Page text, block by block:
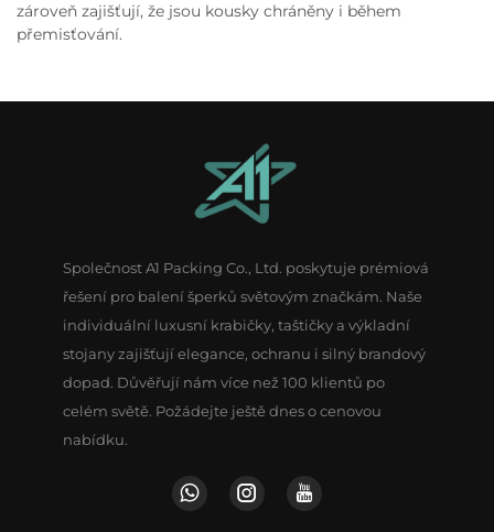
zároveň zajišťují, že jsou kousky chráněny i během
přemisťování.
Společnost A1 Packing Co., Ltd. poskytuje prémiová
řešení pro balení šperků světovým značkám. Naše
individuální luxusní krabičky, taštičky a výkladní
stojany zajišťují elegance, ochranu i silný brandový
dopad. Důvěřují nám více než 100 klientů po
celém světě. Požádejte ještě dnes o cenovou
nabídku.